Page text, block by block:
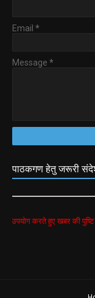
Email *
Message *
पाठकगण हेतु जरूरी
खबर की पुष्टि करें,